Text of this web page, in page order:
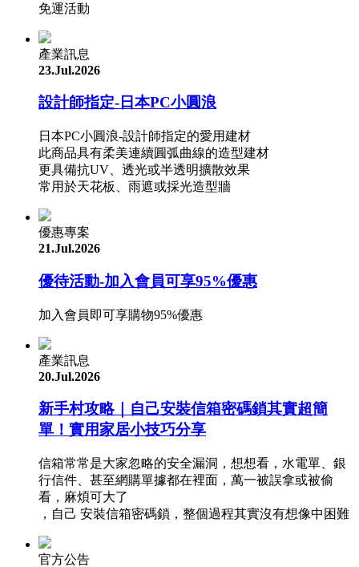
免運活動
產業訊息
23.Jul.2026
設計師指定-日本PC小圓浪
日本PC小圓浪-設計師指定的愛用建材
此商品具有柔美連續圓弧曲線的造型建材
更具備抗UV、透光或半透明擴散效果
常用於天花板、雨遮或採光造型牆
優惠專案
21.Jul.2026
優待活動-加入會員可享95%優惠
加入會員即可享購物95%優惠
產業訊息
20.Jul.2026
新手村攻略｜自己安裝信箱密碼鎖其實超簡
單！實用家居小技巧分享
信箱常常是大家忽略的安全漏洞，想想看，水電單、銀
行信件、甚至網購單據都在裡面，萬一被誤拿或被偷
看，麻煩可大了
，自己 安裝信箱密碼鎖，整個過程其實沒有想像中困難
官方公告